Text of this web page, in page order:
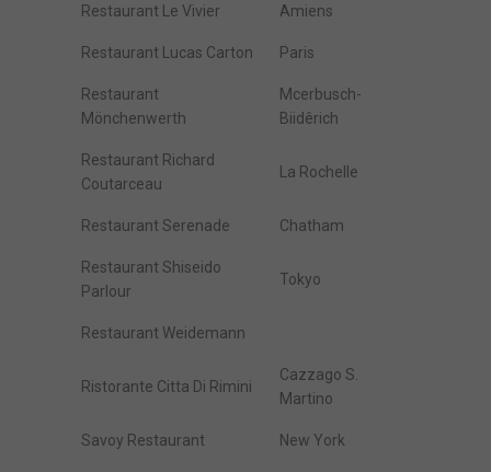
Restaurant Le Vivier Amiens
Restaurant Lucas Carton Paris
Restaurant
Mönchenwerth
Mcerbusch-
Biidêrich
Restaurant Richard
Coutarceau
La Rochelle
Restaurant Serenade Chatham
Restaurant Shiseido
Parlour
Tokyo
Restaurant Weidemann
Ristorante Citta Di Rimini
Cazzago S.
Martino
Savoy Restaurant New York